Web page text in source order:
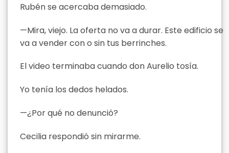
Rubén se acercaba demasiado.
—Mira, viejo. La oferta no va a durar. Este edificio se
va a vender con o sin tus berrinches.
El video terminaba cuando don Aurelio tosía.
Yo tenía los dedos helados.
—¿Por qué no denunció?
Cecilia respondió sin mirarme.